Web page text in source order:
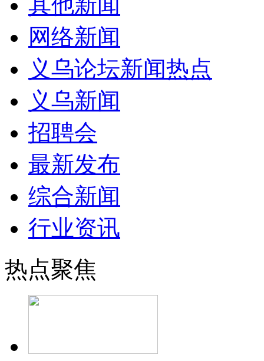
网络新闻
义乌论坛新闻热点
义乌新闻
招聘会
最新发布
综合新闻
行业资讯
热点聚焦